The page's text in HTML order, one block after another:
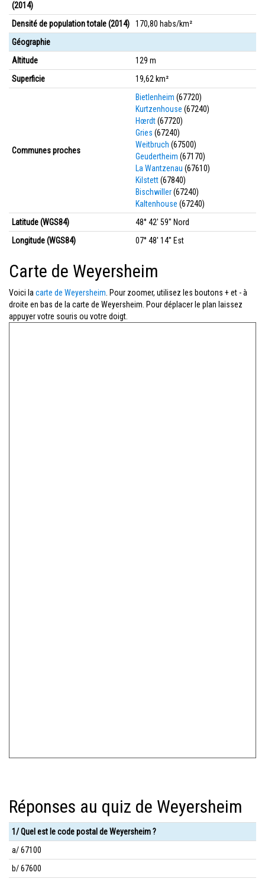
(2014)
Densité de population totale (2014)
170,80 habs/km²
Géographie
Altitude
129 m
Superficie
19,62 km²
Communes proches
Bietlenheim (67720)
Kurtzenhouse (67240)
Hœrdt(67720)
Gries (67240)
Weitbruch (67500)
Geudertheim (67170)
La Wantzenau (67610)
Kilstett(67840)
Bischwiller(67240)
Kaltenhouse (67240)
Latitude (WGS84)
48° 42' 59'' Nord
Longitude (WGS84)
07° 48' 14'' Est
Carte de Weyersheim
Voici la carte de Weyersheim . Pour zoomer, utilisez les boutons + et - à
droite en bas de la carte de Weyersheim. Pour déplacer le plan laissez
appuyer votre souris ou votre doigt.
Réponses au quiz de Weyersheim
1/ Quel est le code postal de Weyersheim ?
a/ 67100
b/ 67600